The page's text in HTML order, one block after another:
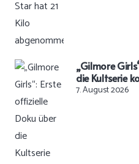
„Gilmore
die Kultserie
7. August 2026